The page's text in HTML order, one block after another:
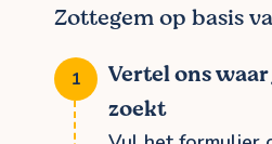
Zottegem op basis
Vertel ons
zoekt